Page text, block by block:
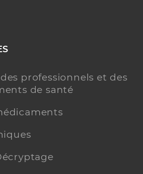
professionnels et des
de santé